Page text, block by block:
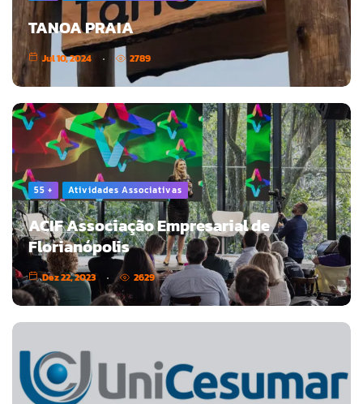
TANOA PRAIA
Jul 10, 2024 2789
55 + Atividades Associativas
ACIF Associação Empresarial de
Florianópolis
Dez 22, 2023 2629